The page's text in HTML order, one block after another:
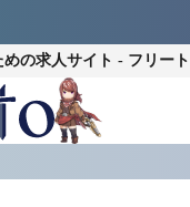
めの求人サイト - フリート